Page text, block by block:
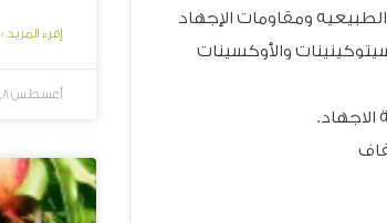
ومقاومات الإجهاد
والأوكسينات
إقرء المزيد »
أغسطس 8, 2022